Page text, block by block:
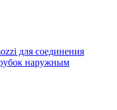
для соединения
наружным